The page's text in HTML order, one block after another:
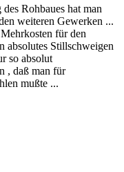
Rohbaues hat man
weiteren Gewerken ...
für den
absolutes Stillschweigen
so absolut
, daß man für
mußte ...